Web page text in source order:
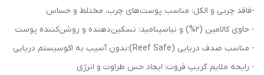
-فاقد چربی و الکل: مناسب پوست‌های چرب، مختلط و حساس
- حاوی کالامین (۲%) و نیاسینامید: تسکین‌دهنده و روشن‌کننده پوست
- مناسب صدف دریایی (Reef Safe):بدون آسیب به اکوسیستم دریایی
- رایحه ملایم گریپ فروت: ایجاد حس طراوت و انرژی